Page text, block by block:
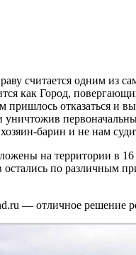
считается одним из
как Город,
отказаться и
барин и не нам
на территории в
остались по
— отличное решение